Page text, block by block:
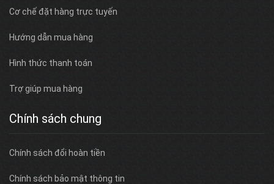
Cơ chế đặt hàng trực tuyến
Hướng dẫn mua hàng
Hình thức thanh toán
Trợ giúp mua hàng
Chính sách chung
Chính sách đổi hoàn tiền
Chính sách bảo mật thông tin